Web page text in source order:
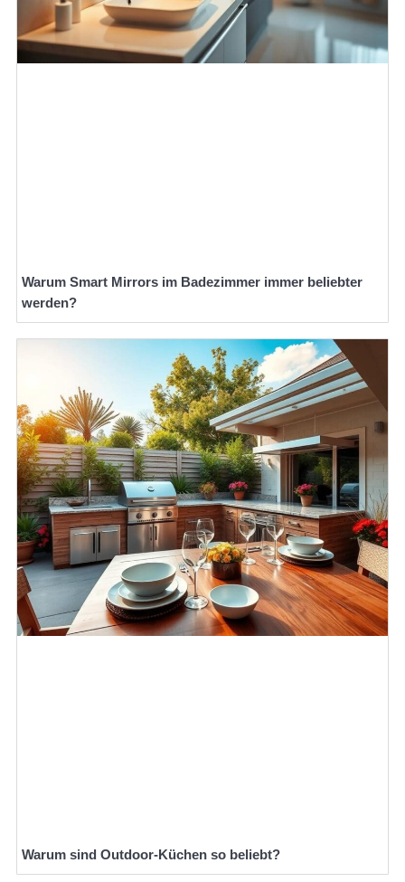
Warum Smart Mirrors im Badezimmer immer beliebter
werden?
Warum sind Outdoor-Küchen so beliebt?